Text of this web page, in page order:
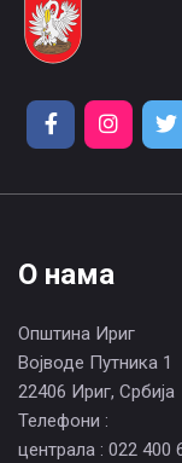
О нама
Општина Ириг
Војводе Путника 1
22406 Ириг, Србија
Телефони :
централа : 022 400